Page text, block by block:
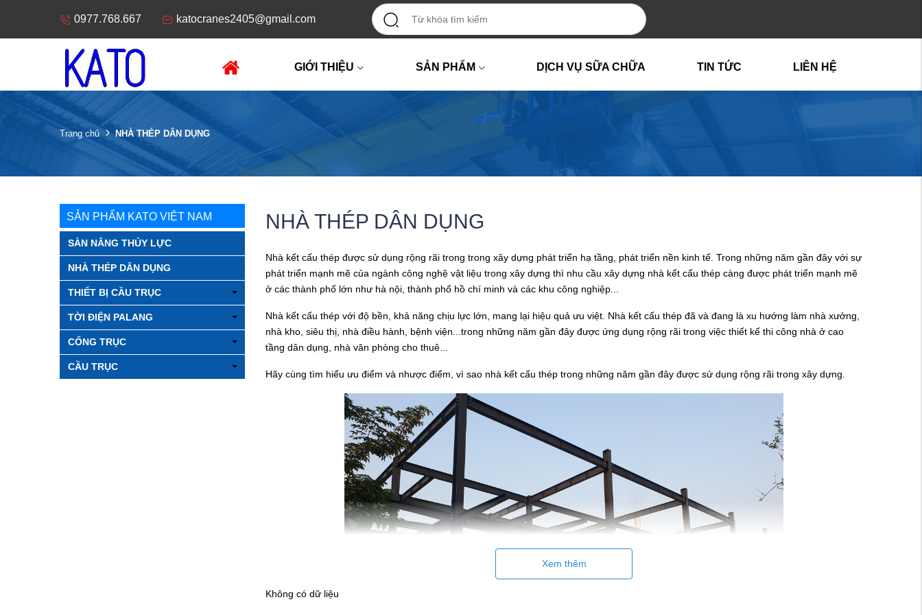
0977.768.667 katocranes2405@gmail.com
GIỚI THIỆU SẢN PHẨM DỊCH VỤ SỮA CHỮA TIN TỨC LIÊN HỆ
Trang chủ NHÀ THÉP DÂN DỤNG
SẢN PHẨM KATO VIỆT NAM
SÀN NÂNG THỦY LỰC
NHÀ THÉP DÂN DỤNG
THIẾT BỊ CẦU TRỤC
TỜI ĐIỆN PALANG
CỔNG TRỤC
CẦU TRỤC
NHÀ THÉP DÂN DỤNG
Nhà kết cấu thép được sử dụng rộng rãi trong trong xây dựng phát triển hạ tầng, phát triển nền kinh tế. Trong những năm gần đây với sự
phát triển mạnh mẽ của ngành công nghệ vật liệu trong xây dựng thì nhu cầu xây dựng nhà kết cấu thép càng được phát triển mạnh mẽ
ở các thành phố lớn như hà nội, thành phố hồ chí minh và các khu công nghiệp...
Nhà kết cấu thép với độ bền, khả năng chịu lực lớn, mang lại hiệu quả ưu việt. Nhà kết cấu thép đã và đang là xu hướng làm nhà xưởng,
nhà kho, siêu thị, nhà điều hành, bệnh viện...trong những năm gần đây được ứng dụng rộng rãi trong việc thiết kế thi công nhà ở cao
tầng dân dụng, nhà văn phòng cho thuê...
Hãy cùng tìm hiểu ưu điểm và nhược điểm, vì sao nhà kết cấu thép trong những năm gần đây được sử dụng rộng rãi trong xây dựng.
Xem thêm
Không có dữ liệu